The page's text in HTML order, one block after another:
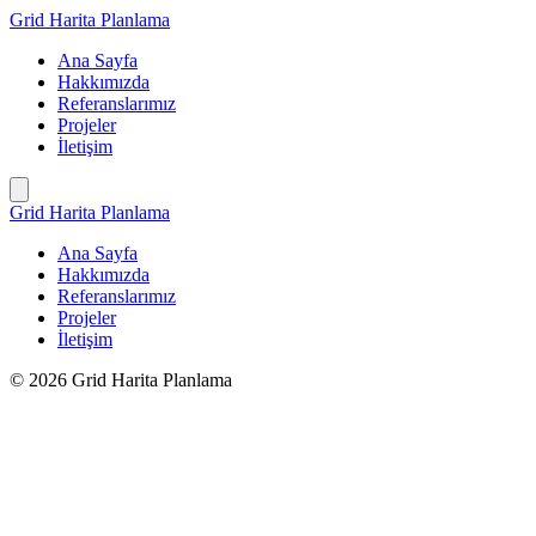
İçeriğe
Grid Harita Planlama
Ana Sayfa
Hakkımızda
Referanslarımız
Projeler
İletişim
Grid Harita Planlama
Ana Sayfa
Hakkımızda
Referanslarımız
Projeler
İletişim
© 2026 Grid Harita Planlama